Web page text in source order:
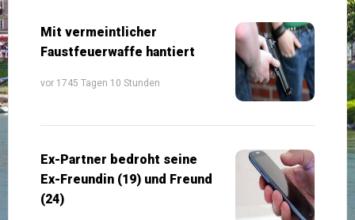
Mit vermeintlicher
Faustfeuerwaffe hantiert
vor 1745 Tagen 10 Stunden
Ex-Partner bedroht seine
Ex-Freundin (19) und Freund
(24)